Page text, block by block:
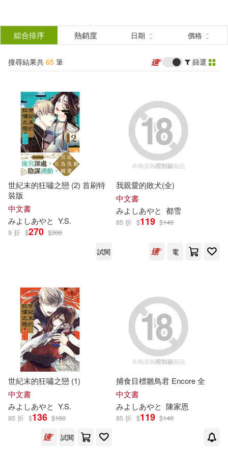
結
分類 (單選)
所有商品(65) 圖書(15)
影音(4) 雜誌(5)
電子書(41)
作者 (可複選)
みよし あやと(3) 葦原鴨(3)
PRESTIGE DIGITAL BOOK SERIE
emily(1)
yumoteliuce(1) あくま(1)
あやみ旬果(1)
いづみやおとは(1) こしの(1)
ささちん(1)
しおこんぶ、夏月まりな、ふじざ
展開
出版社 (可複選)
悅文社(36)
SONY MUSIC(3)
小熊出版(3)
スクウェア・エニックス(2)
配送方式 (可複選)
綜合排序 熱銷度 日期 價格
搜尋結果共 65 筆 篩選
世紀末的狂嘯之戀 (2) 首刷特
裝版
中文書
みよ しあやと Y.S.
9 折 $270 $300
試閱
我親愛的敗犬(全)
中文書
みよ しあやと 都雪
85 折 $119 $140
電
世紀末的狂嘯之戀 (1)
中文書
みよ しあやと Y.S.
85 折 $136 $160
試閱
捕食目標雛鳥君 Encore 全
中文書
みよ しあやと 陳家恩
85 折 $119 $140